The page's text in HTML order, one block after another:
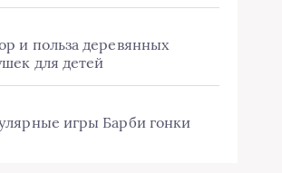
и польза деревянных
для детей
игры Барби гонки